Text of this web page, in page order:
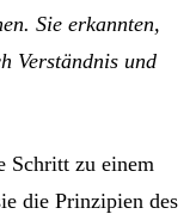
Sie erkannten,
Verständnis und
Schritt zu einem
die Prinzipien des